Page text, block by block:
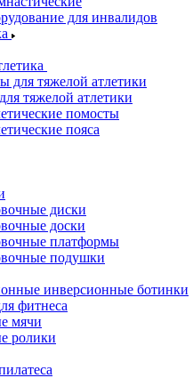
для инвалидов
для тяжелой атлетики
тяжелой атлетики
помосты
пояса
диски
доски
платформы
подушки
инверсионные ботинки
фитнеса
мячи
ролики